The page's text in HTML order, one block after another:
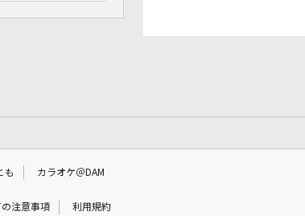
も カラオケ＠DAM
注意事項
利用規約